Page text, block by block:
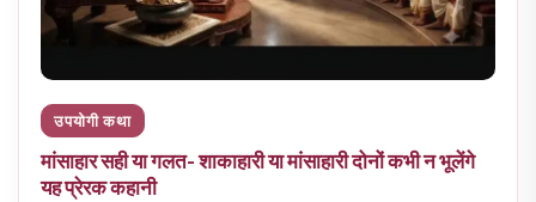
उपयोगी कथा
मांसाहार सही या गलत- शाकाहारी या मांसाहारी दोनों कभी न भूलेंगे
यह प्रेरक कहानी